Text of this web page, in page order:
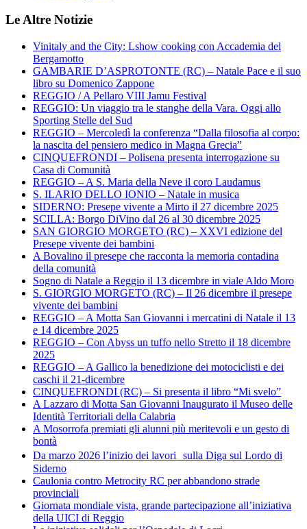
Le Altre Notizie
Vinitaly and the City: Lshow cooking con Accademia del
Bergamotto
GAMBARIE D’ASPROTONTE (RC) – Natale Pace e il suo
libro su Domenico Zappone
REGGIO / A Pellaro VIII Jamu Festival
REGGIO: Un viaggio tra le stanghe della Vara. Oggi allo
Sporting Stelle del Sud
REGGIO – Mercoledì la conferenza “Dalla filosofia al corpo:
la nascita del pensiero medico in Magna Grecia”
CINQUEFRONDI – Polisena presenta interrogazione su
Casa di Comunità
REGGIO – A S. Maria della Neve il coro Laudamus
S. ILARIO DELLO IONIO – Natale in musica
SIDERNO: Presepe vivente a Mirto il 27 dicembre 2025
SCILLA: Borgo DiVino dal 26 al 30 dicembre 2025
SAN GIORGIO MORGETO (RC) – XXVI edizione del
Presepe vivente dei bambini
A Bovalino il presepe che racconta la memoria contadina
della comunità
Sogno di Natale a Reggio il 13 dicembre in viale Aldo Moro
S. GIORGIO MORGETO (RC) – Il 26 dicembre il presepe
vivente dei bambini
REGGIO – A Motta San Giovanni i mercatini di Natale il 13
e 14 dicembre 2025
REGGIO – Con Abyss un tuffo nello Stretto il 18 dicembre
2025
REGGIO – A Gallico la benedizione dei motociclisti e dei
caschi il 21-dicembre
CINQUEFRONDI (RC) – Si presenta il libro “Mi svelo”
A Lazzaro di Motta San Giovanni Inaugurato il Museo delle
Identità Territoriali della Calabria
A Mosorrofa premiati gli alunni più meritevoli e un gesto di
bontà
Da marzo 2026 l’inizio dei lavori sulla Diga sul Lordo di
Siderno
Caulonia contro Metrocity RC per abbandono strade
provinciali
Giornata mondiale vista, grande partecipazione all’iniziativa
della UICI di Reggio